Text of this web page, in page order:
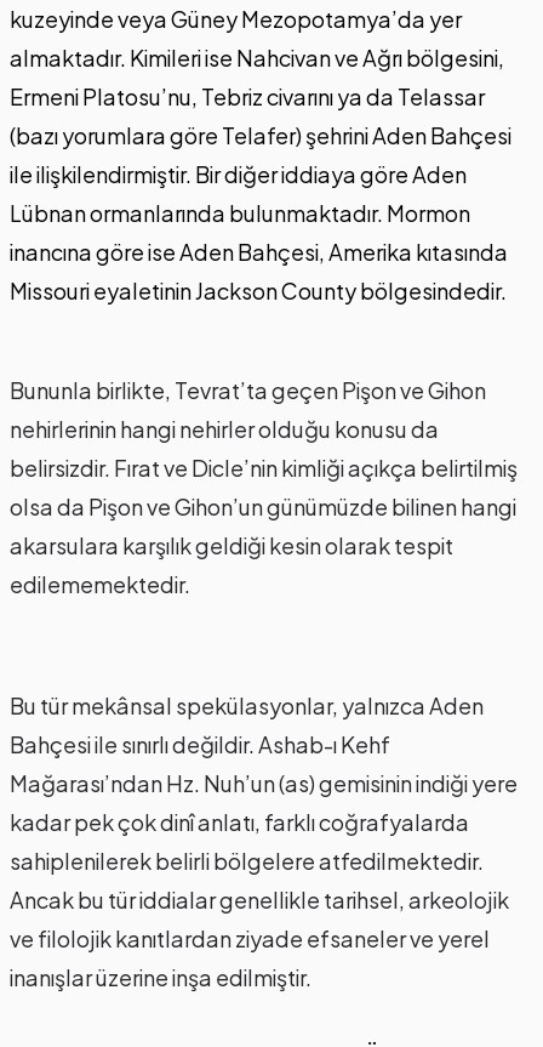
kuzeyinde veya Güney Mezopotamya’da yer
almaktadır. Kimileri ise Nahcivan ve Ağrı bölgesini,
Ermeni Platosu’nu, Tebriz civarını ya da Telassar
(bazı yorumlara göre Telafer) şehrini Aden Bahçesi
ile ilişkilendirmiştir. Bir diğer iddiaya göre Aden
Lübnan ormanlarında bulunmaktadır. Mormon
inancına göre ise Aden Bahçesi, Amerika kıtasında
Missouri eyaletinin Jackson County bölgesindedir.
Bununla birlikte, Tevrat’ta geçen Pişon ve Gihon
nehirlerinin hangi nehirler olduğu konusu da
belirsizdir. Fırat ve Dicle’nin kimliği açıkça belirtilmiş
olsa da Pişon ve Gihon’un günümüzde bilinen hangi
akarsulara karşılık geldiği kesin olarak tespit
edilememektedir.
Bu tür mekânsal spekülasyonlar, yalnızca Aden
Bahçesi ile sınırlı değildir. Ashab-ı Kehf
Mağarası’ndan Hz. Nuh’un (as) gemisinin indiği yere
kadar pek çok dinî anlatı, farklı coğrafyalarda
sahiplenilerek belirli bölgelere atfedilmektedir.
Ancak bu tür iddialar genellikle tarihsel, arkeolojik
ve filolojik kanıtlardan ziyade efsaneler ve yerel
inanışlar üzerine inşa edilmiştir.